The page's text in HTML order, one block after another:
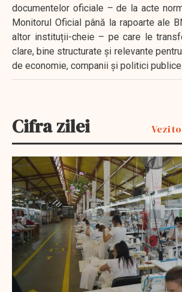
documentelor oficiale – de la acte
Monitorul Oficial până la rapoarte ale
altor instituții-cheie – pe care le
clare, bine structurate și relevante
de economie, companii și politici publice.
Cifra zilei Vezi